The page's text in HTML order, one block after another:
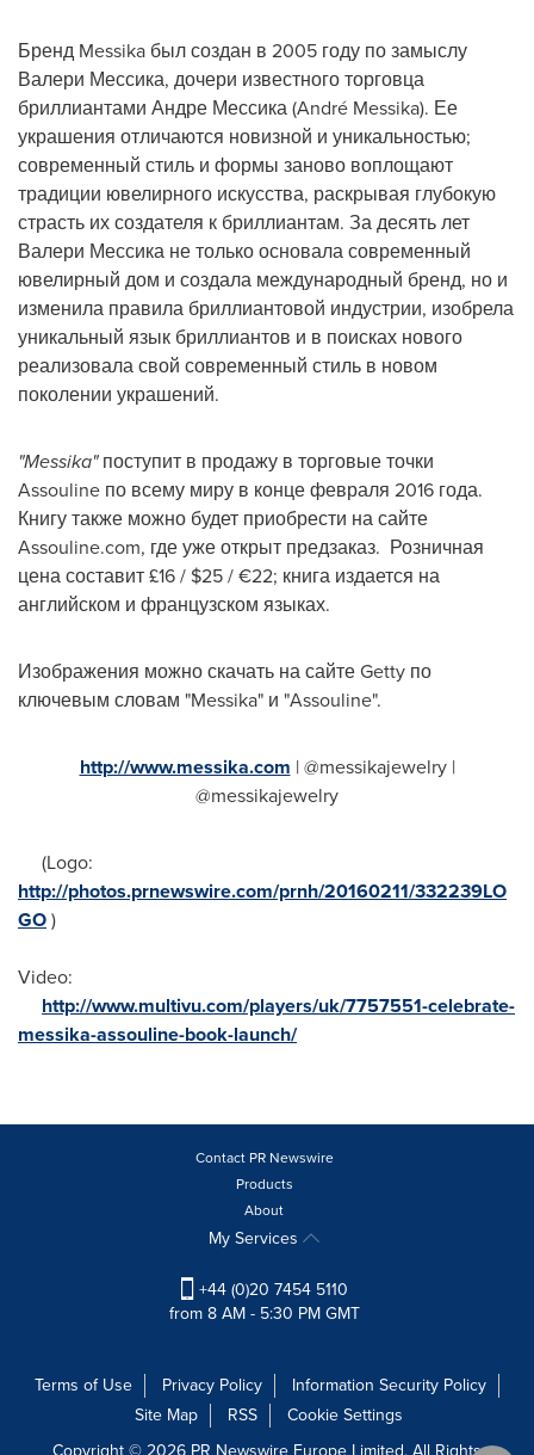
Бренд Messika был создан в 2005 году по замыслу
Валери Мессика, дочери известного торговца
бриллиантами Андре Мессика (André Messika). Ее
украшения отличаются новизной и уникальностью;
современный стиль и формы заново воплощают
традиции ювелирного искусства, раскрывая глубокую
страсть их создателя к бриллиантам. За десять лет
Валери Мессика не только основала современный
ювелирный дом и создала международный бренд, но и
изменила правила бриллиантовой индустрии, изобрела
уникальный язык бриллиантов и в поисках нового
реализовала свой современный стиль в новом
поколении украшений.
"Messika"поступит в продажу в торговые точки
Assouline по всему миру в конце февраля 2016 года.
Книгу также можно будет приобрести на сайте
Assouline.com, где уже открыт предзаказ. Розничная
цена составит £16 / $25/ €22; книга издается на
английском и французском языках.
Изображения можно скачать на сайте Getty по
ключевым словам "Messika" и "Assouline".
http://www.messika.com | @messikajewelry |
@messikajewelry
(Logo:
http://photos.prnewswire.com/prnh/20160211/332239LO
GO)
Video:
http://www.multivu.com/players/uk/7757551-celebrate-
messika-assouline-book-launch/
Contact PR Newswire
Products
About
My Services
+44 (0)20 7454 5110
from 8 AM - 5:30 PM GMT
Terms of Use Privacy Policy
Information Security Policy
Site Map
RSS
Cookie Settings